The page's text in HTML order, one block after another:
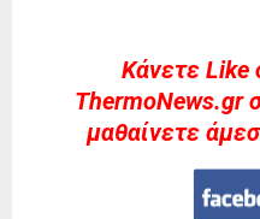
Kάνετε Like
ThermoNews.gr
μαθαίνετε